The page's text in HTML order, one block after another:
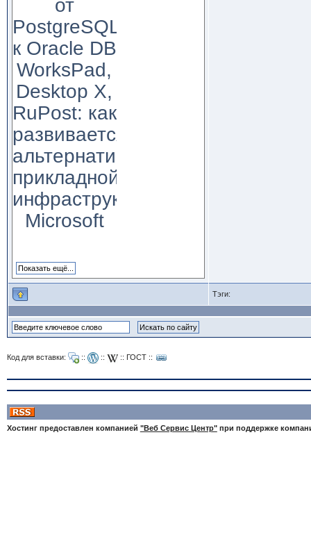
от
PostgreSQL
к Oracle DB
WorksPad,
Desktop X,
RuPost: как
развивается
альтернатива
прикладной
инфраструктуре
Microsoft
Тэги:
Код для вставки: :: :: :: ГОСТ::
Хостинг предоставлен компанией "Веб Сервис Центр"при поддержке